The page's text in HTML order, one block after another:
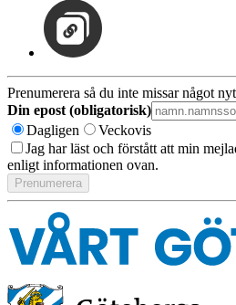
Prenumerera så du inte missar något
Din epost (obligatorisk)
Dagligen
Veckovis
Jag har läst och förstått att min
enligt informationen ovan.